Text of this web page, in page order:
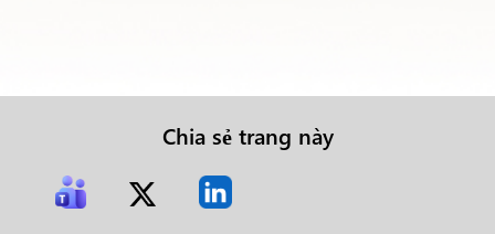
Chia sẻ trang này